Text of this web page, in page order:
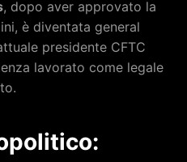
, dopo aver approvato la
è diventata general
presidente CFTC
lavorato come legale